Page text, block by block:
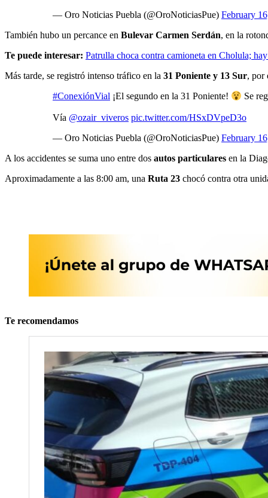
— Oro Noticias Puebla (@OroNoticiasPue) February
También hubo un percance en Bulevar Carmen Serdán, en la
Te puede interesar: Patrulla choca contra camioneta en Cholula;
Más tarde, se registró intenso tráfico en la 31 Poniente y 13 Sur, por
#ConexiónVial ¡El segundo en la 31 Poniente! Se
Vía @ozair_viveros pic.twitter.com/HSxDVpeD3o
— Oro Noticias Puebla (@OroNoticiasPue) February
A los accidentes se suma uno entre dos autos particulares en la
Aproximadamente a las 8:00 am, una Ruta 23 chocó contra otra
Te recomendamos